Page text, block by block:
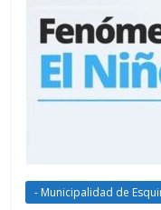
- Municipalidad de